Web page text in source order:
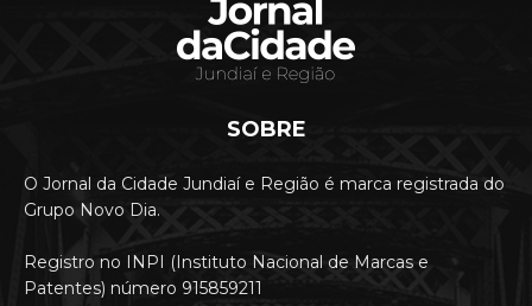
SOBRE
O Jornal da Cidade Jundiaí e Região é marca registrada do
Grupo Novo Dia.
Registro no INPI (Instituto Nacional de Marcas e
Patentes) número 915859211